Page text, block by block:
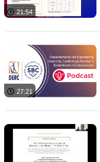
21:54
27:21